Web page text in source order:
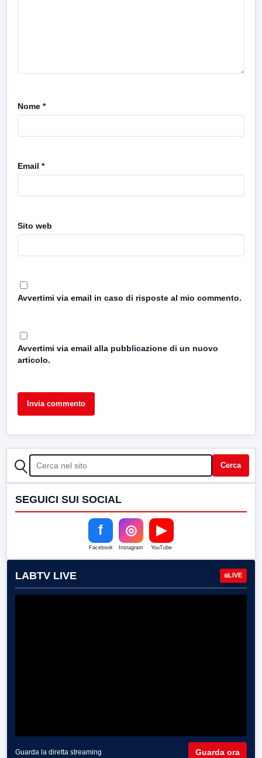
Nome *
Email *
Sito web
Avvertimi via email in caso di risposte al mio commento.
Avvertimi via email alla pubblicazione di un nuovo
articolo.
CERCA Cerca
SEGUICI SUI SOCIAL
f
Facebook
◎
Instagram
▶
YouTube
LABTV LIVE LIVE
Guarda la diretta streaming Guarda ora